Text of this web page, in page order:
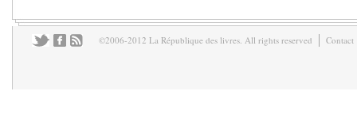
©2006-2012 La République des livres. All rights reserved Contact